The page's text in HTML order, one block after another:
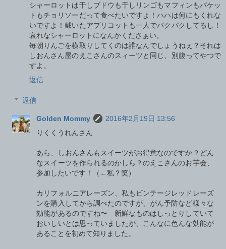
シャーロットは干しブドウも干しリンゴもマフィンもバケッ
トもチョリソーだって食べたいですよ！ハハは何にもくれな
いですよ！戴いたアプリコットも一人でパクパクしてるし！
哀れなシャーロットになんかくださぁい。
毎朝りんごを横取りしてくのは誰なんでしょうねぇ？それは
しおんさん屋のえこさんのスィーツと同じ、別腹ってやつで
すよ。
返信
返信
Golden Mommy
2016年2月19日 13:56
りくくうれんさん
あら、しおんさんもスイーツがお得意なのですか？どん
なスイーツを作られるのかしら？のえこさんのお芋会、
参加したいです！（←私？笑）
カリフォルニアレーズン、私もビンテージレッドレーズ
ンを購入してから調べたのですが、がん予防など様々な
効能があるのですね〜 新鮮なものはしっとりしていて
おいしいとは思っていましたが、こんなに色んな効能が
あることを初めて知りました。